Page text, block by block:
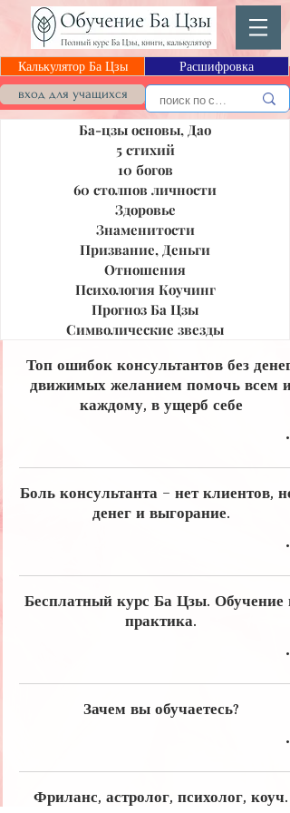
Калькулятор Ба Цзы Расшифровка
вход для учащихсяБлог Ба Цзы
Ба-цзы основы, Дао
5 стихий
10 богов
60 столпов личности
Здоровье
Знаменитости
Призвание, Деньги
Отношения
Психология Коучинг
Прогноз Ба Цзы
Символические звезды
Топ ошибок консультантов без денег,
движимых желанием помочь всем и
каждому, в ущерб себе
Боль консультанта - нет клиентов,
денег и выгорание.
Бесплатный курс Ба Цзы. Обучение и
практика.
Зачем вы обучаетесь?
Фриланс, астролог, психолог, коуч.